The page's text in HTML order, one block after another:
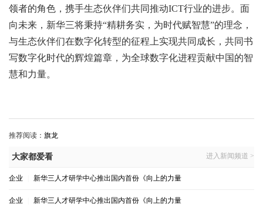
领者的角色，携手生态伙伴们共同推动ICT行业的进步。面
向未来，新华三将秉持“精耕务实，为时代赋智慧”的理念，
与生态伙伴们在数字化转型的征程上实现共同成长，共同书
写数字化时代的辉煌篇章，为全球数字化进程贡献中国的智
慧和力量。
推荐阅读： 旗龙
大家都爱看 进入新闻频道 >
企业 新华三人才研学中心推出国内首份《向上的力量
企业 新华三人才研学中心推出国内首份《向上的力量